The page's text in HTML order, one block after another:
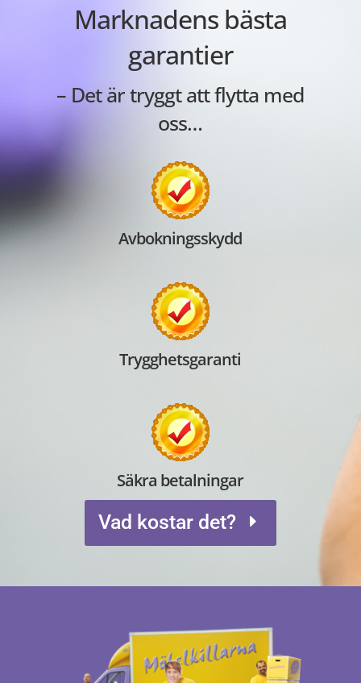
Marknadens bästa
garantier
– Det är tryggt att flytta med
oss…
Avbokningsskydd
Trygghetsgaranti
Säkra betalningar
Vad kostar det?